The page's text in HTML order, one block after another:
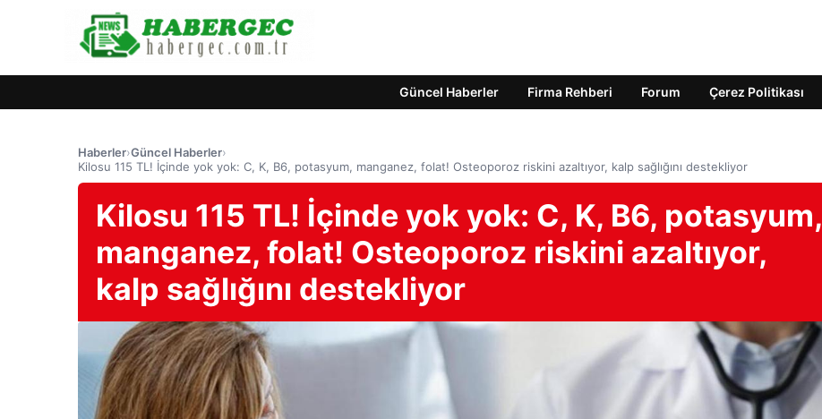
Güncel Haberler Firma Rehberi Forum Çerez Politikası
Haberler›Güncel Haberler›
Kilosu 115 TL! İçinde yok yok: C, K, B6, potasyum, manganez, folat! Osteoporoz riskini azaltıyor, kalp sağlığını destekliyor
Kilosu 115 TL! İçinde yok yok: C, K, B6, potasyum,
manganez, folat! Osteoporoz riskini azaltıyor,
kalp sağlığını destekliyor